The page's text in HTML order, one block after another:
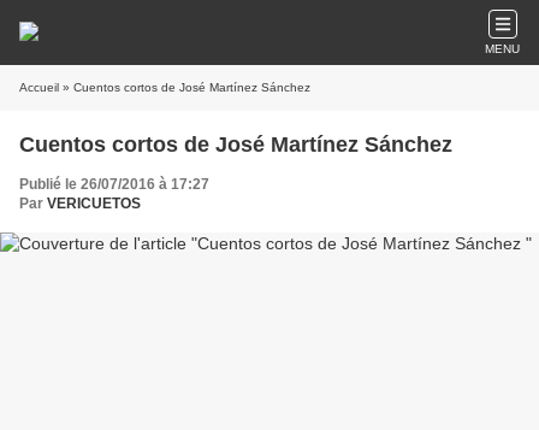
MENU
Accueil » Cuentos cortos de José Martínez Sánchez
Cuentos cortos de José Martínez Sánchez
Publié le 26/07/2016 à 17:27
Par VERICUETOS